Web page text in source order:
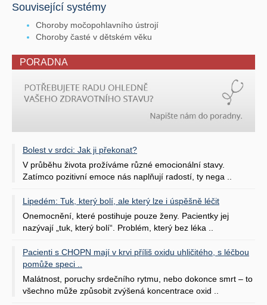
Související systémy
Choroby močopohlavního ústrojí
Choroby časté v dětském věku
PORADNA
Bolest v srdci: Jak ji překonat?
V průběhu života prožíváme různé emocionální stavy.
Zatímco pozitivní emoce nás naplňují radostí, ty nega ..
Lipedém: Tuk, který bolí, ale který lze i úspěšně léčit
Onemocnění, které postihuje pouze ženy. Pacientky jej
nazývají „tuk, který bolí“. Problém, který bez léka ..
Pacienti s CHOPN mají v krvi příliš oxidu uhličitého, s léčbou
pomůže speci ..
Malátnost, poruchy srdečního rytmu, nebo dokonce smrt – to
všechno může způsobit zvýšená koncentrace oxid ..